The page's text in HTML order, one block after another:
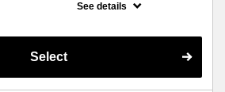
的な「髪質ケア」で大人気！★男女共に利用
See details
Select